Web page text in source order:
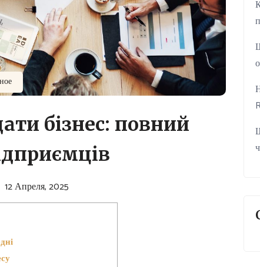
бізнес: повний
12 Апреля, 2025